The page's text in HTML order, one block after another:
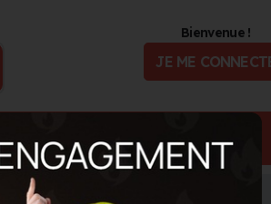
Bienvenue !
JE ME
Offres d'Emploi